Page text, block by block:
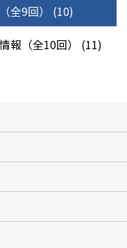
全9回） (10)
報（全10回） (11)
DogSpa